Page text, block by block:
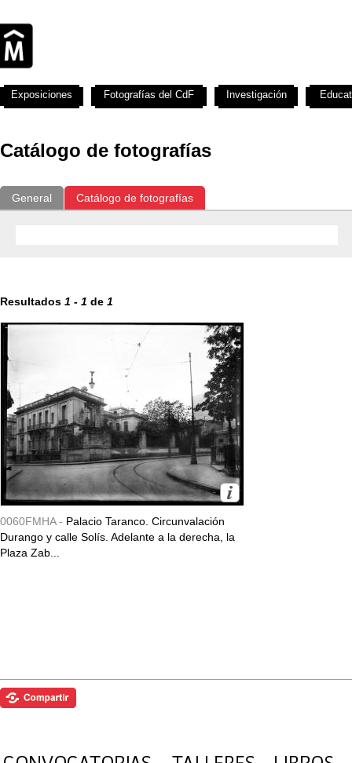
Catálogo de fotografías
General Catálogo de fotografías
Resultados 1 - 1 de 1
0060FMHA - Palacio Taranco. Circunvalación
Durango y calle Solís. Adelante a la derecha, la
Plaza Zab...
Exposiciones Fotografías del CdF Investigación